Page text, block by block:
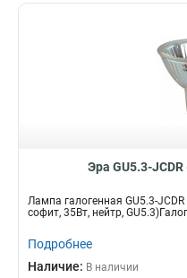
Эра GU5.3-
Лампа галогенная GU5.3-
софит, 35Вт, нейтр,
Подробнее
Наличие: В наличии